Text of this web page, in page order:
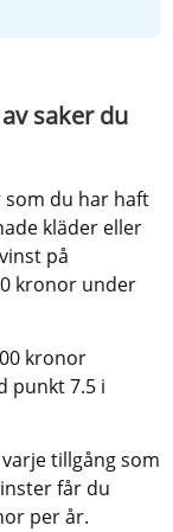
saker du
som du har haft
kläder eller
på
kronor under
kronor
punkt 7.5 i
tillgång som
får du
per år.